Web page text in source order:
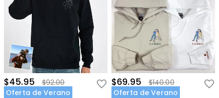
$45.95
$92.00
Oferta de Verano
$69.95
$140.00
Oferta de Verano